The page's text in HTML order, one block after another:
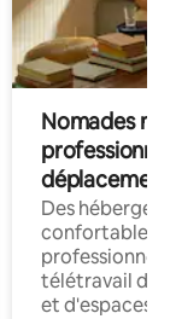
Nomades
déplacement
Des
confortables
professionnels
télétravail
et d'espaces